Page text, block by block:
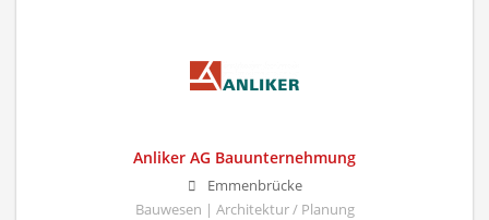
Anliker AG Bauunternehmung
Emmenbrücke
Bauwesen | Architektur / Planung